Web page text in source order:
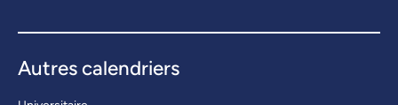
Autres calendriers